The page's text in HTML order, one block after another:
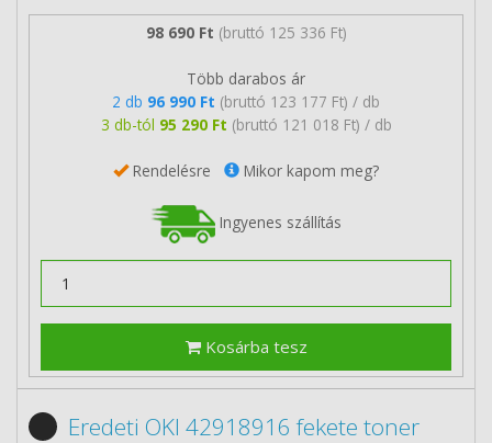
98 690 Ft (bruttó 125 336 Ft)
Több darabos ár
2 db 96 990 Ft (bruttó 123 177 Ft) / db
3 db-tól 95 290 Ft (bruttó 121 018 Ft) / db
Rendelésre Mikor kapom meg?
Ingyenes szállítás
Kosárba tesz
Eredeti OKI 42918916 fekete toner